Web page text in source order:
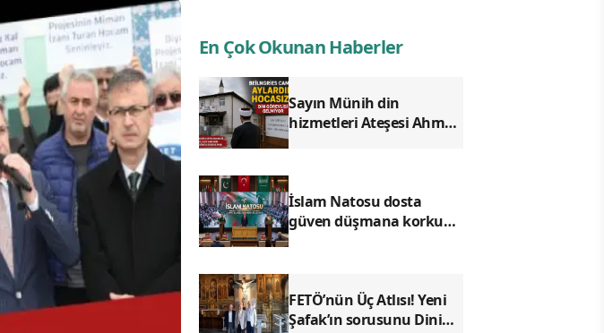
En Çok Okunan Haberler
Sayın Münih din
hizmetleri Ateşesi Ahmet
İslam Natosu dosta
güven düşmana korku
FETÖ’nün Üç Atlısı! Yeni
Şafak’ın sorusunu Dini